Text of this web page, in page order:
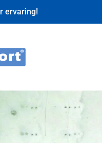
ervaring!